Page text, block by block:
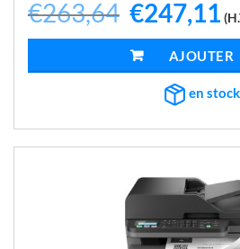
€263,64 Le
prix
initial
était :
€263,64.
€247,11
est :
AJOUTER AU
en stock